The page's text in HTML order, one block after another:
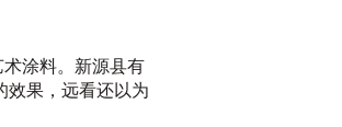
涂料。新源县有
效果，远看还以为